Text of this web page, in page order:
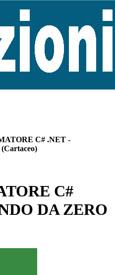
C# .NET -
C#
DA ZERO